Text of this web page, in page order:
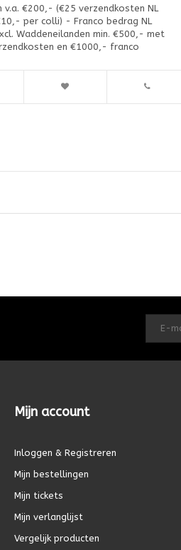
v.a. €200,- (€25 verzendkosten NL
per colli) - Franco bedrag NL
Waddeneilanden min. €500,- met
en €1000,- franco
Mijn account
Inloggen & Registreren
Mijn bestellingen
Mijn tickets
Mijn verlanglijst
Vergelijk producten